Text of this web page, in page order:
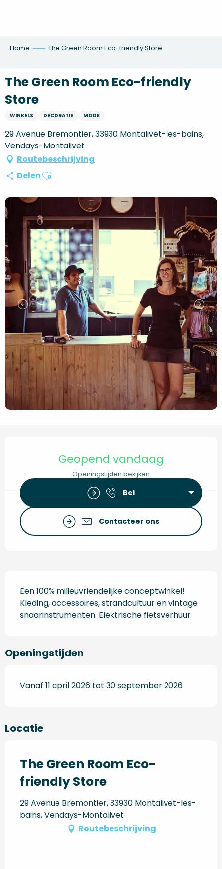
Home The Green Room Eco-friendly Store
The Green Room Eco-friendly
Store
WINKELS DECORATIE MODE
29 Avenue Bremontier, 33930 Montalivet-les-bains,
Vendays-Montalivet
Routebeschrijving
DelenAjouter aux favoris
Geopend vandaag
Openingstijden bekijken
Bel
Contacteer ons
Een 100% milieuvriendelijke conceptwinkel!
Kleding, accessoires, strandcultuur en vintage
snaarinstrumenten. Elektrische fietsverhuur
Openingstijden
Vanaf 11 april 2026 tot 30 september 2026
Locatie
The Green Room Eco-
friendly Store
29 Avenue Bremontier, 33930 Montalivet-les-
bains, Vendays-Montalivet
Routebeschrijving